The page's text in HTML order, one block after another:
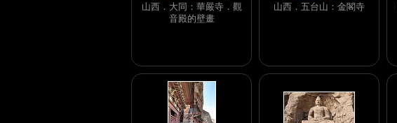
山西．大同：華嚴寺．觀
音殿的壁畫
山西．五台山：金閣寺